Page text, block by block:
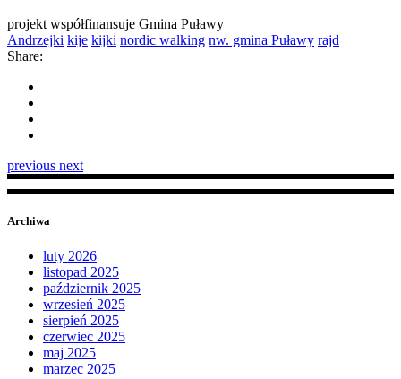
projekt współfinansuje Gmina Puławy
Andrzejki kije kijki nordic walking nw. gmina Puławy rajd
Share:
previous next
Archiwa
luty 2026
listopad 2025
październik 2025
wrzesień 2025
sierpień 2025
czerwiec 2025
maj 2025
marzec 2025